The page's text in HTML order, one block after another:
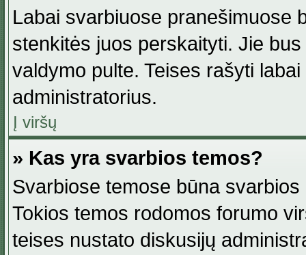
Labai svarbiuose pranešimuose
stenkitės juos perskaityti. Jie
valdymo pulte. Teises rašyti
administratorius.
Į viršų
» Kas yra svarbios temos?
Svarbiose temose būna
Tokios temos rodomos forumo
teises nustato diskusijų